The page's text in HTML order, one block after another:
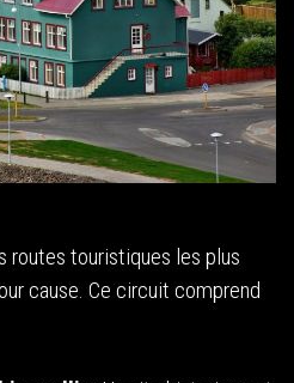
routes touristiques les plus
cause. Ce circuit comprend